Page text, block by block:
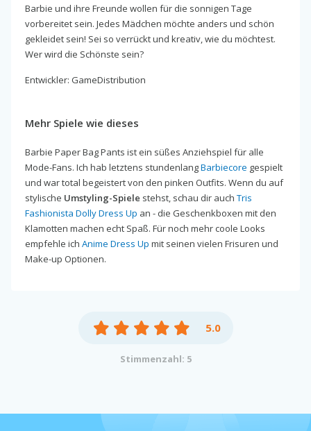
Barbie und ihre Freunde wollen für die sonnigen Tage
vorbereitet sein. Jedes Mädchen möchte anders und schön
gekleidet sein! Sei so verrückt und kreativ, wie du möchtest.
Wer wird die Schönste sein?
Entwickler: GameDistribution
Mehr Spiele wie dieses
Barbie Paper Bag Pants ist ein süßes Anziehspiel für alle
Mode-Fans. Ich hab letztens stundenlangBarbiecore gespielt
und war total begeistert von den pinken Outfits. Wenn du auf
stylische Umstyling-Spiele stehst, schau dir auch Tris
Fashionista Dolly Dress Up an - die Geschenkboxen mit den
Klamotten machen echt Spaß. Für noch mehr coole Looks
empfehle ich Anime Dress Up mit seinen vielen Frisuren und
Make-up Optionen.
5.0
Stimmenzahl: 5